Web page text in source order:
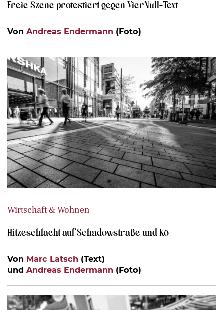
Freie Szene protestiert gegen VierNull-Text
Von Andreas Endermann (Foto)
Wirtschaft & Wohnen
Hitzeschlacht auf Schadowstraße und Kö
Von Marc Latsch (Text)
und Andreas Endermann (Foto)